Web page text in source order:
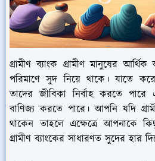
গ্রামীণ ব্যাংক গ্রামীণ মানুষের
পরিমাণে সুদ নিয়ে থাকে। যাতে
তাদের জীবিকা নির্বাহ করতে পারে
বাণিজ্য করতে পারে। আপনি যদি
থাকেন তাহলে এক্ষেত্রে আপনাকে
গ্রামীণ ব্যাংকের সাধারণত সুদের হার